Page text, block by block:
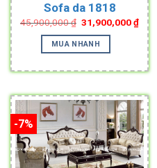
Sofa da 1818
45,900,000₫ Original
price
was:
45,900,000 ₫.
31,900,000₫
price
is:
MUA NHANH
-7%